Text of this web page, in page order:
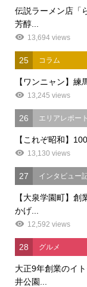
伝説ラーメン店「
芳醇...
13,694 views
25 コラム
【ワンニャン】
13,245 views
26 エリアレポート
【これぞ昭和】
13,130 views
27 インタビュー
【大泉学園町】
かげ...
12,592 views
28 グルメ
大正9年創業のイ
井公園...